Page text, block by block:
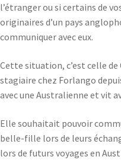
l’étranger ou si certains de
originaires d’un pays
communiquer avec eux.
Cette situation, c’est celle
stagiaire chez Forlango
avec une Australienne et vit
Elle souhaitait pouvoir
belle-fille lors de leurs
lors de futurs voyages en